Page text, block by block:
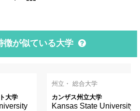
徴が似ている大学
大学
州立・ 総合大学
カンザス州立大学
Kansas State University